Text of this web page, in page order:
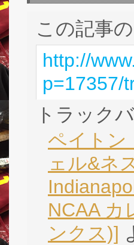
この記事
http://
p=17357/
トラック
ペイトン
ェル&ネ
NCAA カ
ンクス)]